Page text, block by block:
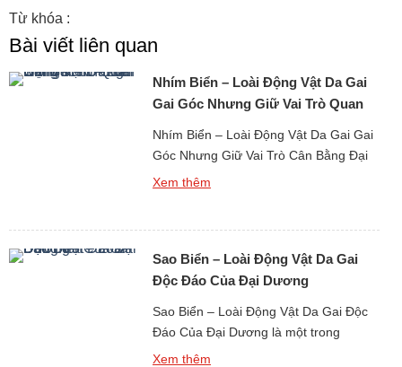
Từ khóa :
Bài viết liên quan
Nhím Biển – Loài Động Vật Da Gai
Gai Góc Nhưng Giữ Vai Trò Quan
Nhím Biển – Loài Động Vật Da Gai Gai
Góc Nhưng Giữ Vai Trò Cân Bằng Đại
Dương là một sinh vật biển quen thuộc
cần một bước chân sơ ý khi […]
Xem thêm
Sao Biển – Loài Động Vật Da Gai
Độc Đáo Của Đại Dương
Sao Biển – Loài Động Vật Da Gai Độc
Đáo Của Đại Dương là một trong
những hình ảnh quen thuộc và mang
Xem thêm